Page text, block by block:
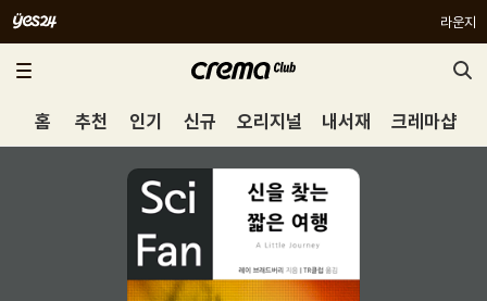
라운지
홈 추천 인기 신규 오리지널 내서재 크레마샵